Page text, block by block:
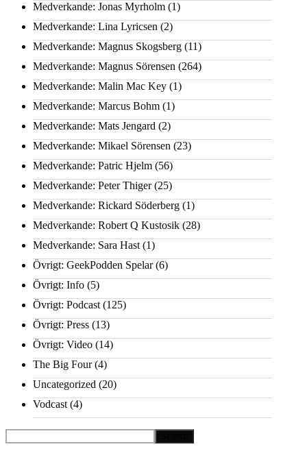
Medverkande: Jonas Myrholm (1)
Medverkande: Lina Lyricsen (2)
Medverkande: Magnus Skogsberg (11)
Medverkande: Magnus Sörensen (264)
Medverkande: Malin Mac Key (1)
Medverkande: Marcus Bohm (1)
Medverkande: Mats Jengard (2)
Medverkande: Mikael Sörensen (23)
Medverkande: Patric Hjelm (56)
Medverkande: Peter Thiger(25)
Medverkande: Rickard Söderberg (1)
Medverkande: Robert Q Kustosik (28)
Medverkande: Sara Hast (1)
Övrigt: GeekPodden Spelar(6)
Övrigt: Info (5)
Övrigt: Podcast (125)
Övrigt: Press (13)
Övrigt: Video (14)
The Big Four(4)
Uncategorized (20)
Vodcast (4)